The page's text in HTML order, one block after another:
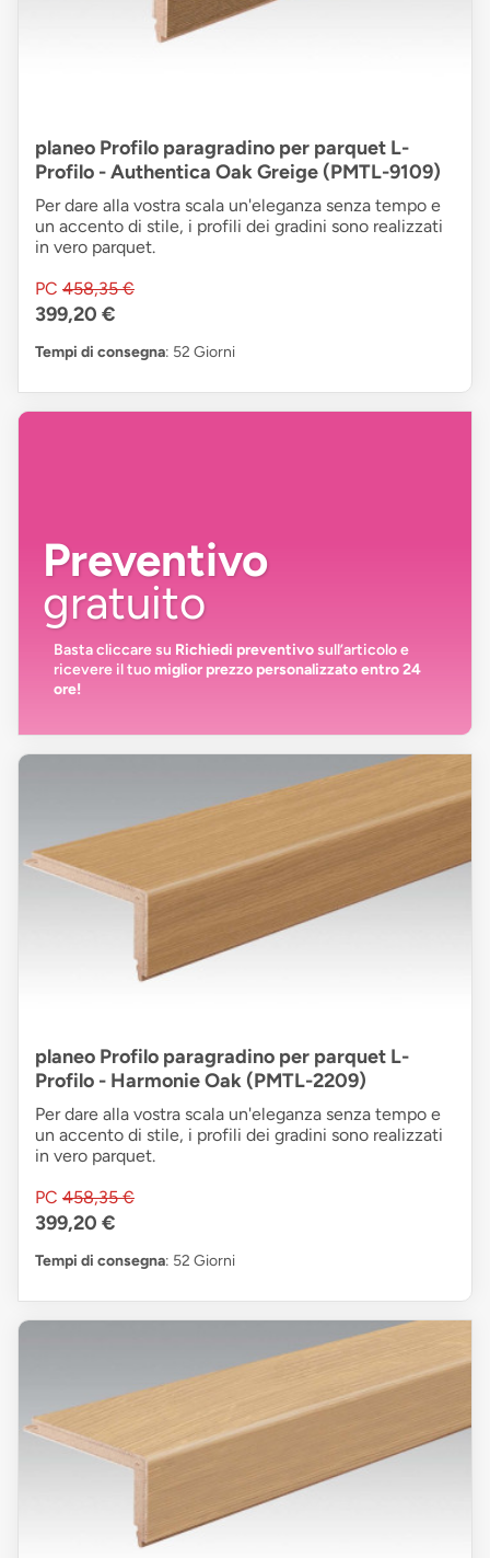
planeo Profilo paragradino per parquet L-
Profilo - Authentica Oak Greige (PMTL-9109)
Per dare alla vostra scala un'eleganza senza tempo e
un accento di stile, i profili dei gradini sono realizzati
in vero parquet.
PC 458,35 €
399,20 €
Tempi di consegna: 52 Giorni
Preventivo
gratuito
Basta cliccare su Richiedi preventivosull’articolo e
ricevere il tuomiglior prezzo personalizzato entro 24
ore!
planeo Profilo paragradino per parquet L-
Profilo - Harmonie Oak (PMTL-2209)
Per dare alla vostra scala un'eleganza senza tempo e
un accento di stile, i profili dei gradini sono realizzati
in vero parquet.
PC 458,35 €
399,20 €
Tempi di consegna: 52 Giorni